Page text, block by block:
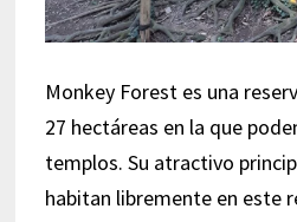
Monkey Forest es una
27 hectáreas en la que
templos. Su atractivo
habitan libremente en este